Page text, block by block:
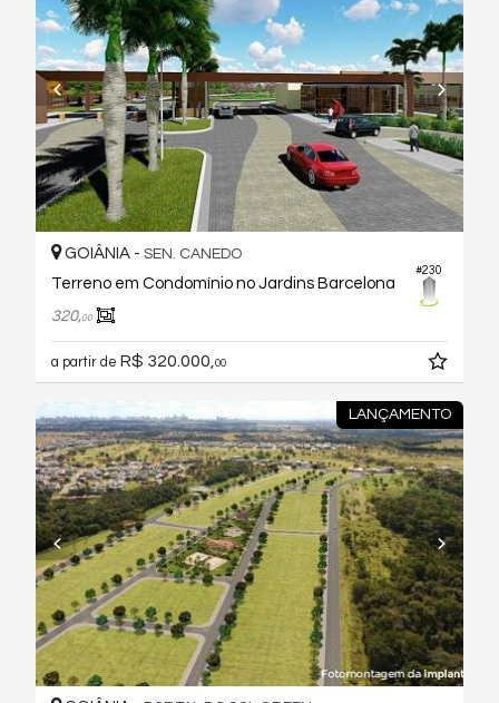
#230
GOIÂNIA - SEN. CANEDO
Terreno em Condomínio no Jardins Barcelona
320,00
a partir de R$ 320.000, 00
LANÇAMENTO